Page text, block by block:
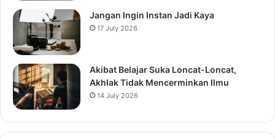
Jangan Ingin Instan Jadi Kaya
17 July 2026
Akibat Belajar Suka Loncat-Loncat,
Akhlak Tidak Mencerminkan Ilmu
14 July 2026